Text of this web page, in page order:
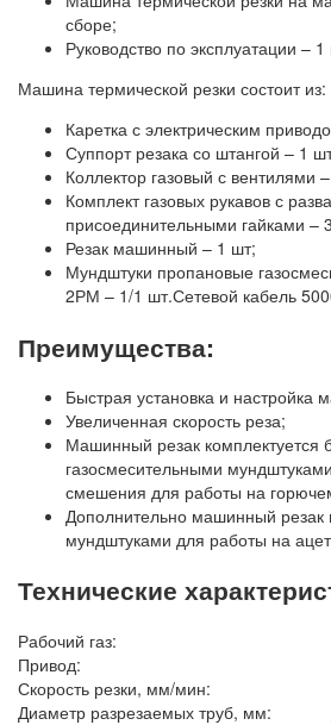
сборе;
Руководство по эксплуатации – 1
Машина термической резки состоит из:
Каретка с электрическим
Суппорт резака со штангой – 1
Коллектор газовый с вентилями
Комплект газовых рукавов с
присоединительными гайками –
Резак машинный – 1 шт;
Мундштуки пропановые
2РМ – 1/1 шт.Сетевой кабель
Преимущества:
Быстрая установка и настройка
Увеличенная скорость реза;
Машинный резак комплектуется
газосмесительными
смешения для работы на
Дополнительно машинный резак
мундштуками для работы на
Технические
Рабочий газ:
Привод:
Скорость резки, мм/мин:
Диаметр разрезаемых труб, мм: